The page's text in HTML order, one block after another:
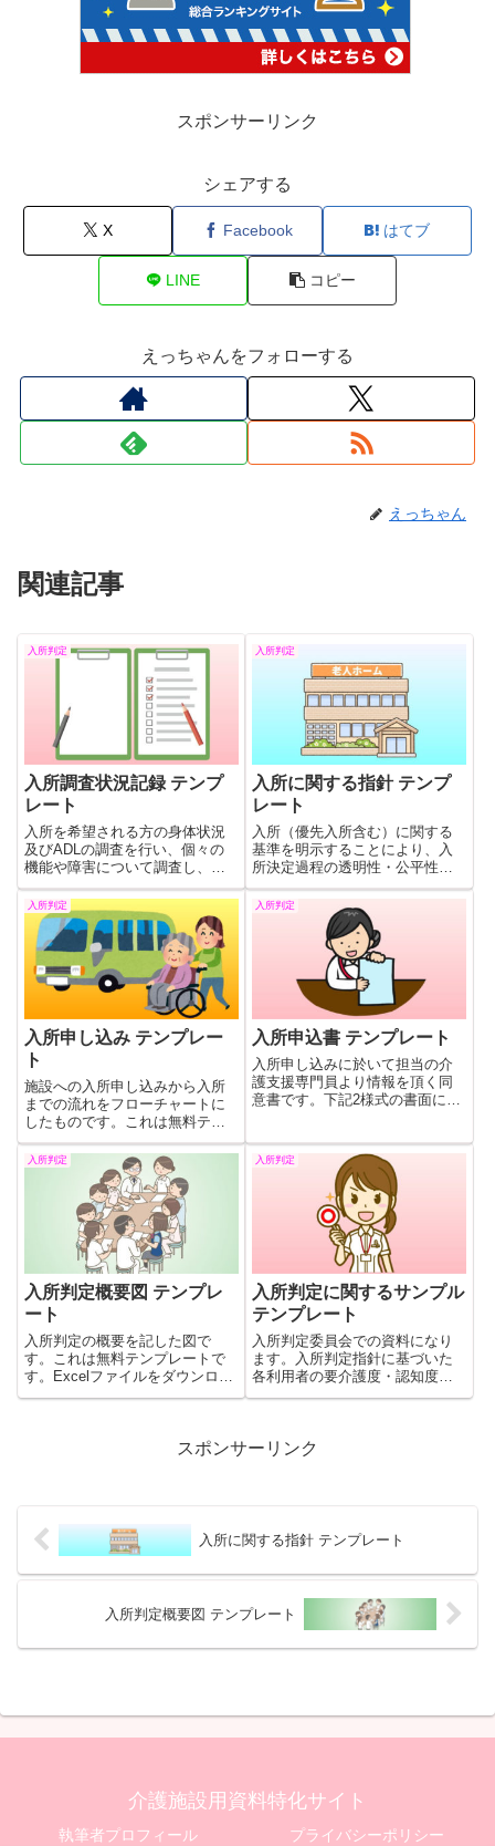
スポンサーリンク
シェアする
X Facebook はてブ
LINE コピー
えっちゃんをフォローする
えっちゃん
関連記事
入所判定
入所調査状況記録 テンプ
レート
入所を希望される方の身体状況
及びADLの調査を行い、個々の
機能や障害について調査し、ど
のような援助が必要かを把握し
ます。そのための事前調査記録
表の無料テンプレートです。
入所判定
入所に関する指針 テンプ
レート
入所（優先入所含む）に関する
基準を明示することにより、入
所決定過程の透明性・公平性を
確保するために必要な入所の手
続きや判断基準に関する基本的
な考え方を明確にし、入所決定
の適切な運用を行うことを目的
とします。これはそのマニュア
ルの無料テンプレートです。
入所判定
入所申し込み テンプレー
ト
施設への入所申し込みから入所
までの流れをフローチャートに
したものです。これは無料テン
プレートです。Wordファイルが
ございますので適宜書き換えて
ご使用ください。
入所判定
入所申込書 テンプレート
入所申し込みに於いて担当の介
護支援専門員より情報を頂く同
意書です。下記2様式の書面にご
ートです。
入所判定
入所判定概要図 テンプレ
ート
入所判定の概要を記した図で
す。これは無料テンプレートで
す。Excelファイルをダウンロー
ド頂けます。
入所判定
入所判定に関するサンプル
テンプレート
入所判定委員会での資料になり
ます。入所判定指針に基づいた
各利用者の要介護度・認知度・
サービス利用状況・介護状況な
トです。
スポンサーリンク
入所に関する指針 テンプレート
入所判定概要図 テンプレート
介護施設用資料特化サイト
執筆者プロフィール プライバシーポリシー